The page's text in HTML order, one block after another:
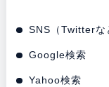
SNS（Twitterな
Google検索
Yahoo検索